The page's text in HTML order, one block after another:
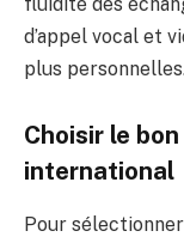
d’appel vocal et
plus
Choisir le
international
Pour